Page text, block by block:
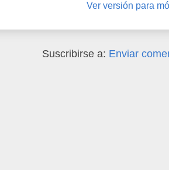
Ver versión para
Suscribirse a: Enviar